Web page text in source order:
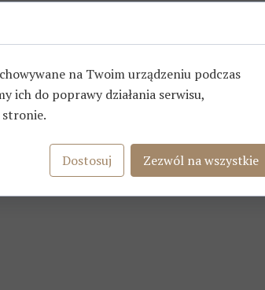
I piętro wejście z tyłu budynku
na Twoim urządzeniu podczas
ich do poprawy działania serwisu,
Dostosuj Zezwól na wszystkie